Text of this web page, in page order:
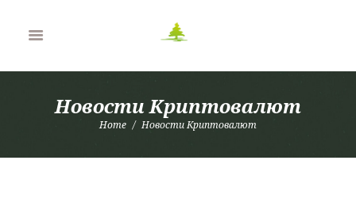
Новости Криптовалют
Home Новости Криптовалют